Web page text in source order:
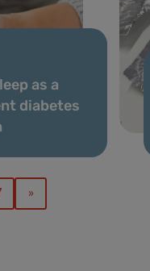
as a
diabetes
»